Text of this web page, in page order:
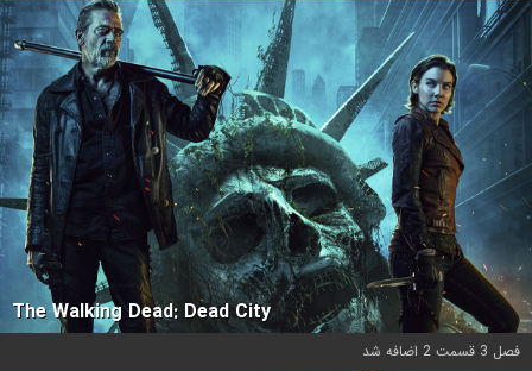
The Walking Dead: Dead City
فصل 3 قسمت 2 اضافه شد